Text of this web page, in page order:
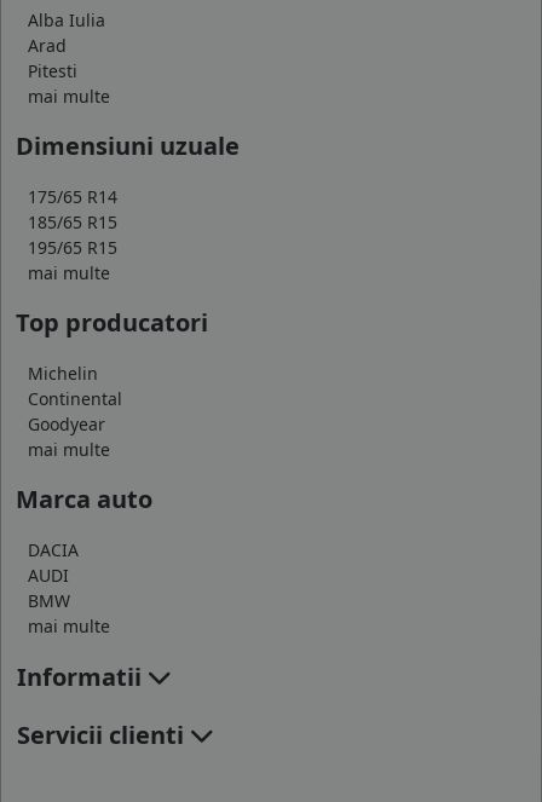
Alba Iulia
Arad
Pitesti
mai multe
Dimensiuni uzuale
175/65 R14
185/65 R15
195/65 R15
mai multe
Top producatori
Michelin
Continental
Goodyear
mai multe
Marca auto
DACIA
AUDI
BMW
mai multe
Informatii
Servicii clienti